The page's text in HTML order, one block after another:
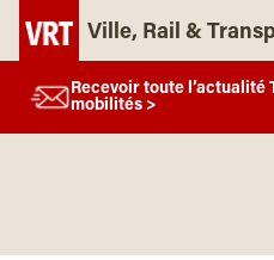
Ville, Rail &
Recevoir toute
mobilités >